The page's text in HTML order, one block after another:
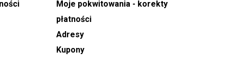
Moje pokwitowania - korekty
płatności
Adresy
Kupony